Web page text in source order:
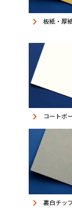
keyboard_arrow_right 板紙・厚
keyboard_arrow_right コートボ
keyboard_arrow_right 裏白チッ